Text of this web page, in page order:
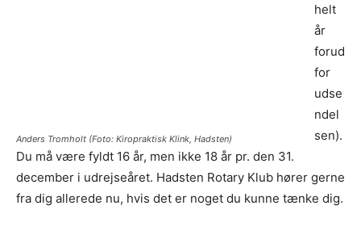
Anders Tromholt (Foto: Kiropraktisk Klink, Hadsten)
helt
år
forud
for
udse
ndel
sen).
Du må være fyldt 16 år, men ikke 18 år pr. den 31.
december i udrejseåret. Hadsten Rotary Klub hører gerne
fra dig allerede nu, hvis det er noget du kunne tænke dig.